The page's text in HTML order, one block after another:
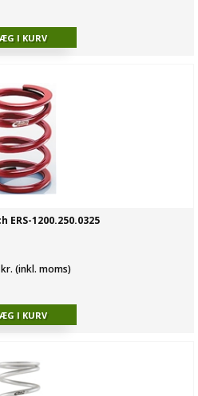
ERS-1200.250.0325
(inkl. moms)